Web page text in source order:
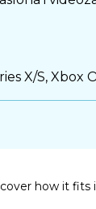
S, Xbox
how it